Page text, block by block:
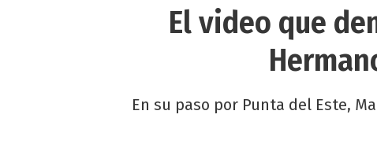
El video que
En su paso por Punta del Este,